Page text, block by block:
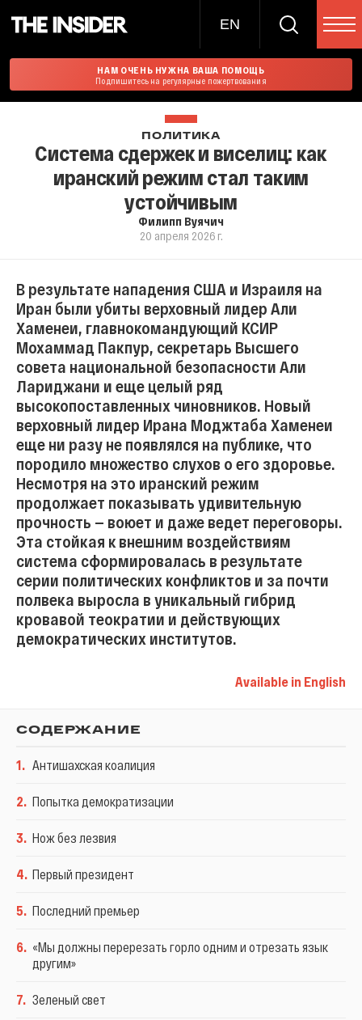
EN
НАМ ОЧЕНЬ НУЖНА ВАША ПОМОЩЬ
Подпишитесь на регулярные пожертвования
ПОЛИТИКА
Система сдержек и виселиц: как
иранский режим стал таким
устойчивым
Филипп Вуячич
20 апреля 2026 г.
В результате нападения США и Израиля на
Иран были убиты верховный лидер Али
Хаменеи, главнокомандующий КСИР
Мохаммад Пакпур, секретарь Высшего
совета национальной безопасности Али
Лариджани и еще целый ряд
высокопоставленных чиновников. Новый
верховный лидер Ирана Моджтаба Хаменеи
еще ни разу не появлялся на публике, что
породило множество слухов о его здоровье.
Несмотря на это иранский режим
продолжает показывать удивительную
прочность — воюет и даже ведет переговоры.
Эта стойкая к внешним воздействиям
система сформировалась в результате
серии политических конфликтов и за почти
полвека выросла в уникальный гибрид
кровавой теократии и действующих
демократических институтов.
Available in English
СОДЕРЖАНИЕ
1. Антишахская коалиция
2. Попытка демократизации
3. Нож без лезвия
4. Первый президент
5. Последний премьер
6. «Мы должны перерезать горло одним и отрезать язык
другим»
7. Зеленый свет